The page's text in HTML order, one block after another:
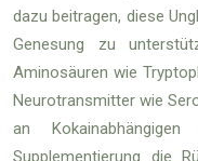
dazu beitragen, diese
Genesung zu
Aminosäuren wie
Neurotransmitter wie
an
Supplementierung die